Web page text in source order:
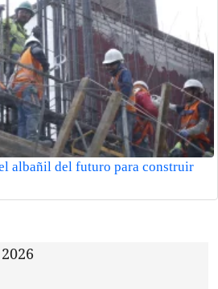
albañil del futuro para construir